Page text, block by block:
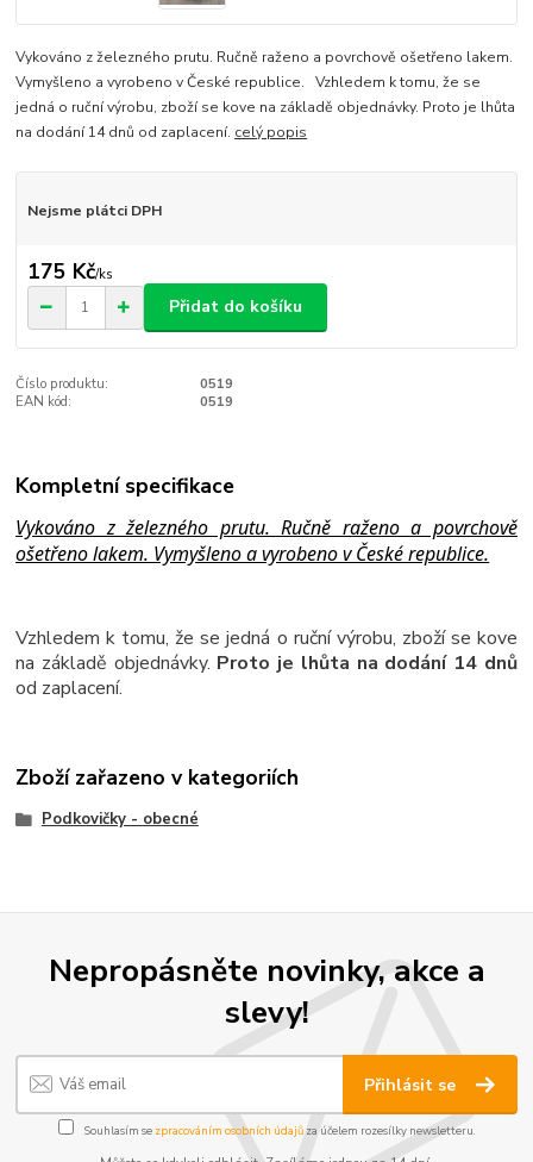
Vykováno z železného prutu. Ručně raženo a povrchově ošetřeno lakem.
Vymyšleno a vyrobeno v České republice. Vzhledem k tomu, že se
jedná o ruční výrobu, zboží se kove na základě objednávky. Proto je lhůta
na dodání 14 dnů od zaplacení. celý popis
Nejsme plátci DPH
175 Kč/ks
Přidat do košíku
Číslo produktu:
0519
EAN kód:
0519
Kompletní specifikace
Vykováno z železného prutu. Ručně raženo a povrchově
ošetřeno lakem. Vymyšleno a vyrobeno v České republice.
Vzhledem k tomu, že se jedná o ruční výrobu, zboží se kove
na základě objednávky. Proto je lhůta na dodání 14 dnů
od zaplacení.
Zboží zařazeno v kategoriích
Podkovičky - obecné
Nepropásněte novinky, akce a
slevy!
Přihlásit se
Souhlasím se zpracováním osobních údajůza účelem rozesílky newsletteru.